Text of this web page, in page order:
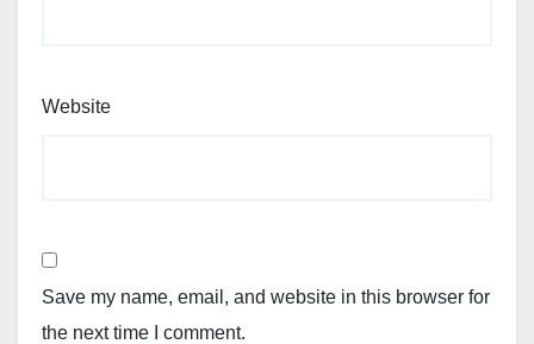
Website
Save my name, email, and website in this browser for
the next time I comment.